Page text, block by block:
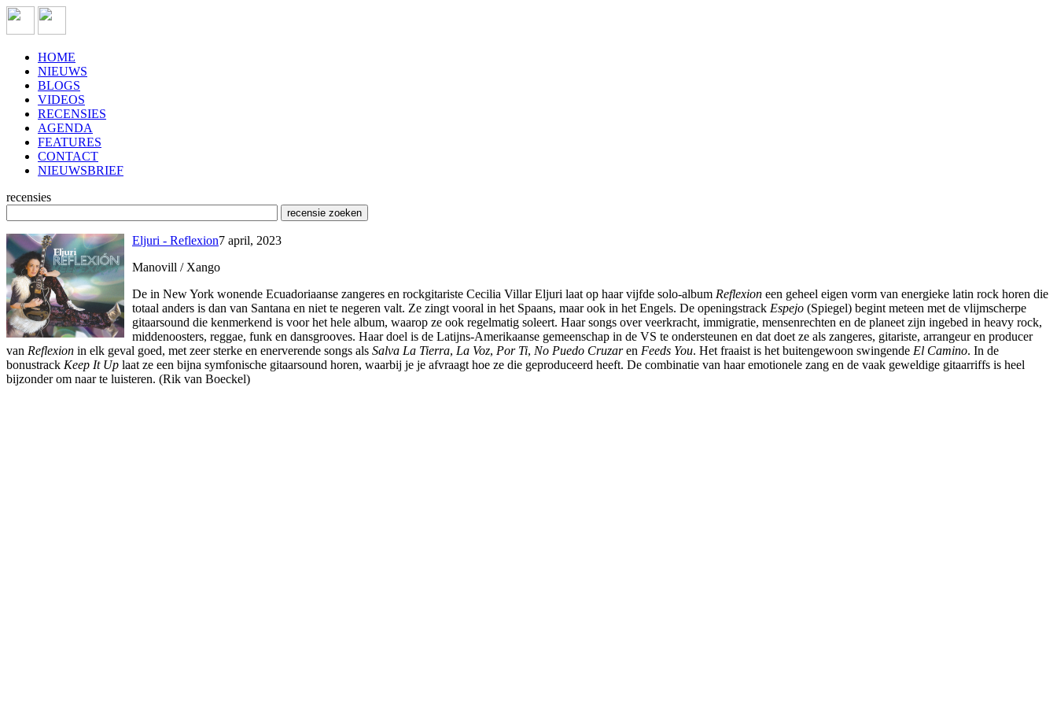
HOME
NIEUWS
BLOGS
VIDEOS
RECENSIES
AGENDA
FEATURES
CONTACT
NIEUWSBRIEF
recensies
Eljuri - Reflexion7 april, 2023
Manovill / Xango
De in New York wonende Ecuadoriaanse zangeres en rockgitariste Cecilia Villar Eljuri laat op haar vijfde solo-album Reflexion een geheel eigen vorm van energieke latin rock horen die
totaal anders is dan van Santana en niet te negeren valt. Ze zingt vooral in het Spaans, maar ook in het Engels. De openingstrack Espejo (Spiegel) begint meteen met de vlijmscherpe
gitaarsound die kenmerkend is voor het hele album, waarop ze ook regelmatig soleert. Haar songs over veerkracht, immigratie, mensenrechten en de planeet zijn ingebed in heavy rock,
middenoosters, reggae, funk en dansgrooves. Haar doel is de Latijns-Amerikaanse gemeenschap in de VS te ondersteunen en dat doet ze als zangeres, gitariste, arrangeur en producer
van Reflexion in elk geval goed, met zeer sterke en enerverende songs als Salva La Tierra, La Voz, Por Ti, No Puedo Cruzaren Feeds You. Het fraaist is het buitengewoon swingende El Camino. In de
bonustrack Keep It Up laat ze een bijna symfonische gitaarsound horen, waarbij je je afvraagt hoe ze die geproduceerd heeft. De combinatie van haar emotionele zang en de vaak geweldige gitaarriffs is heel
bijzonder om naar te luisteren. (Rik van Boeckel)